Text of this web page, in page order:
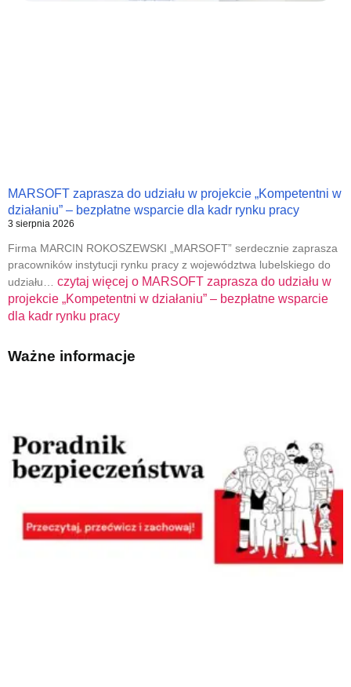
MARSOFT zaprasza do udziału w projekcie „Kompetentni w
działaniu” – bezpłatne wsparcie dla kadr rynku pracy
3 sierpnia 2026
Firma MARCIN ROKOSZEWSKI „MARSOFT” serdecznie zaprasza
pracowników instytucji rynku pracy z województwa lubelskiego do
udziału… czytaj więcej o MARSOFT zaprasza do udziału w
projekcie „Kompetentni w działaniu” – bezpłatne wsparcie
dla kadr rynku pracy
Ważne informacje